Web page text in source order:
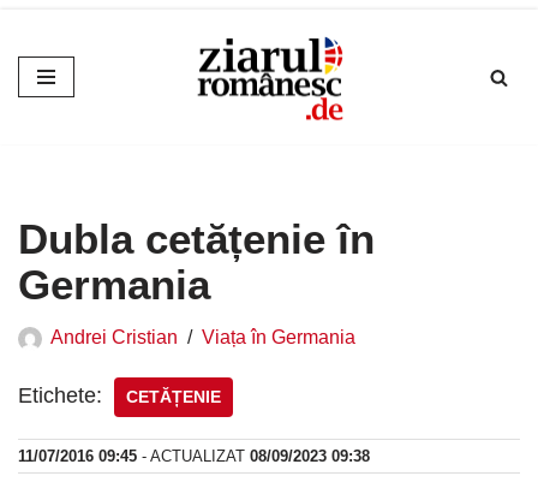
Sari
la
Dubla cetățenie în
Germania
Andrei Cristian Viața în Germania
Etichete: CETĂȚENIE
11/07/2016 09:45 - ACTUALIZAT 08/09/2023 09:38